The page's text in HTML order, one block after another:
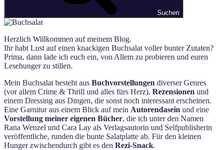
Suchen
Herzlich Willkommen auf meinem Blog.
Ihr habt Lust auf einen knackigen Buchsalat voller bunter Zutaten?
Prima, dann lade ich euch ein, von Allem zu probieren und euren
Lesehunger zu stillen.
Mein Buchsalat besteht aus Buchvorstellungen diverser Genres
(vor allem Crime & Thrill und alles fürs Herz), Rezensionen und
einem Dressing aus Dingen, die sonst noch interessant erscheinen.
Eine Garnitur aus einem Blick auf mein Autorendasein und eine
Vorstellung meiner eigenen Bücher, die ich unter den Namen
Rana Wenzel und Cara Lay als Verlagsautorin und Selfpublisherin
veröffentliche, runden die bunte Salatplatte ab. Für den kleinen
Hunger zwischendurch gibt es den Rezi-Snack.